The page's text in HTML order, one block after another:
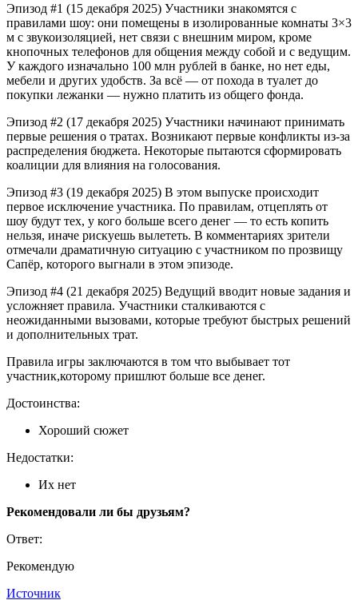
Эпизод #1 (15 декабря 2025) Участники знакомятся с
правилами шоу: они помещены в изолированные комнаты 3×3
м с звукоизоляцией, нет связи с внешним миром, кроме
кнопочных телефонов для общения между собой и с ведущим.
У каждого изначально 100 млн рублей в банке, но нет еды,
мебели и других удобств. За всё — от похода в туалет до
покупки лежанки — нужно платить из общего фонда.
Эпизод #2 (17 декабря 2025) Участники начинают принимать
первые решения о тратах. Возникают первые конфликты из-за
распределения бюджета. Некоторые пытаются сформировать
коалиции для влияния на голосования.
Эпизод #3 (19 декабря 2025) В этом выпуске происходит
первое исключение участника. По правилам, отцеплять от
шоу будут тех, у кого больше всего денег — то есть копить
нельзя, иначе рискуешь вылететь. В комментариях зрители
отмечали драматичную ситуацию с участником по прозвищу
Сапёр, которого выгнали в этом эпизоде.
Эпизод #4 (21 декабря 2025) Ведущий вводит новые задания и
усложняет правила. Участники сталкиваются с
неожиданными вызовами, которые требуют быстрых решений
и дополнительных трат.
Правила игры заключаются в том что выбывает тот
участник,которому пришлют больше все денег.
Достоинства:
Хороший сюжет
Недостатки:
Их нет
Рекомендовали ли бы друзьям?
Ответ:
Рекомендую
Источник